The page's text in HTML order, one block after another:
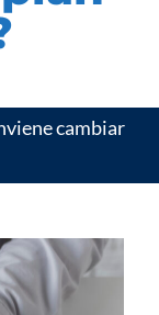
cambiar